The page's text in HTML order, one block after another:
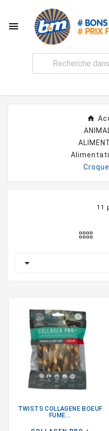

11

TWISTS COLLAGENE BOEUF
FUME...